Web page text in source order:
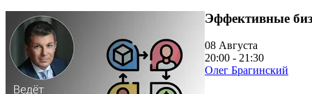
Эффективные
08 Августа
20:00 - 21:30
Олег Брагинский